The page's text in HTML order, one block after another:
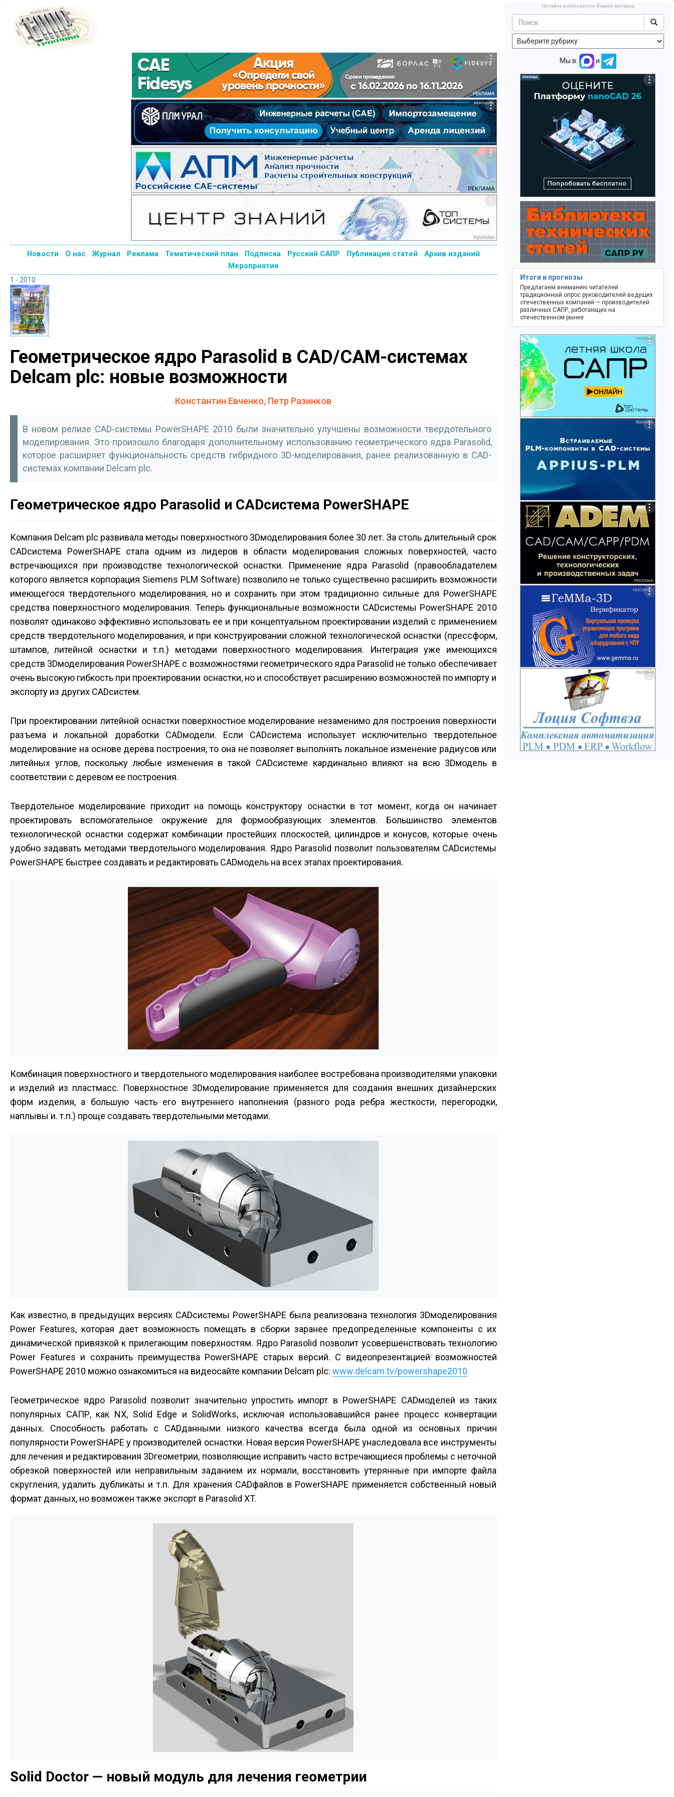
Новости О нас Журнал Реклама Тематический план Подписка Русский САПР Публикация статей
Архив изданий
Мероприятия
1 - 2010
Геометрическое ядро Parasolid в CAD/CAM-системах
Delcam plc: новые возможности
Константин Евченко, Петр Разинков
В новом релизе CAD-системы PowerSHAPE 2010 были значительно улучшены возможности твердотельного
моделирования. Это произошло благодаря дополнительному использованию геометрического ядра Parasolid,
которое расширяет функциональность средств гибридного 3D-моделирования, ранее реализованную в CAD-
системах компании Delcam plc.
Геометрическое ядро Parasolid и CAD­система PowerSHAPE
Компания Delcam plc развивала методы поверхностного 3D­моделирования более 30 лет. За столь длительный срок
CAD­система PowerSHAPE стала одним из лидеров в области моделирования сложных поверхностей, часто
встречающихся при производстве технологической оснастки. Применение ядра Parasolid (правообладателем
которого является корпорация Siemens PLM Software) позволило не только существенно расширить возможности
имеющегося твердотельного моделирования, но и сохранить при этом традиционно сильные для PowerSHAPE
средства поверхностного моделирования. Теперь функциональные возможности CAD­системы PowerSHAPE 2010
позволят одинаково эффективно использовать ее и при концептуальном проектировании изделий с применением
средств твердотельного моделирования, и при конструировании сложной технологической оснастки (пресс­форм,
штампов, литейной оснастки и т.п.) методами поверхностного моделирования. Интеграция уже имеющихся
средств 3D­моделирования PowerSHAPE с возможностями геометрического ядра Parasolid не только обеспечивает
очень высокую гибкость при проектировании оснастки, но и способствует расширению возможностей по импорту и
экспорту из других CAD­систем.
При проектировании литейной оснастки поверхностное моделирование незаменимо для построения поверхности
разъема и локальной доработки CAD­модели. Если CAD­система использует исключительно твердотельное
моделирование на основе дерева построения, то она не позволяет выполнять локальное изменение радиусов или
литейных углов, поскольку любые изменения в такой CAD­системе кардинально влияют на всю 3D­модель в
соответствии с деревом ее построения.
Твердотельное моделирование приходит на помощь конструктору оснастки в тот момент, когда он начинает
проектировать вспомогательное окружение для формо­образующих элементов. Большинство элементов
технологической оснастки содержат комбинации простейших плоскостей, цилинд­ров и конусов, которые очень
удобно задавать методами твердотельного моделирования. Ядро Parasolid позволит пользователям CAD­системы
PowerSHAPE быс­трее создавать и редактировать CAD­модель на всех этапах проектирования.
Комбинация поверхностного и твердотельного моделирования наиболее востребована производителями упаковки
и изделий из пластмасс. Поверхностное 3D­моделирование применяется для создания внешних дизайнерских
форм изделия, а большую часть его внутреннего наполнения (разного рода ребра жесткости, перегородки,
наплывы и. т.п.) проще создавать твердотельными методами.
Как известно, в предыдущих версиях CAD­системы PowerSHAPE была реализована технология 3D­моделирования
Power Features, которая дает возможность помещать в сборки заранее предопределенные компоненты с их
динамической привязкой к прилегающим поверхностям. Ядро Parasolid позволит усовершенствовать технологию
Power Features и сохранить преимущества PowerSHAPE старых версий. С видеопрезентацией возможностей
PowerSHAPE 2010 можно ознакомиться на видеосайте компании Delcam plc: www.delcam.tv/powershape2010
Геометрическое ядро Parasolid позволит значительно упрос­тить импорт в PowerSHAPE CAD­моделей из таких
популярных САПР, как NX, Solid Edge и SolidWorks, исключая использовавшийся ранее процесс конвертации
данных. Способность работать с CAD­данными низкого качества всегда была одной из основных причин
популярности PowerSHAPE у производителей оснастки. Новая версия PowerSHAPE унаследовала все инструменты
для лечения и редактирования 3D­геометрии, позволяющие исправить часто встречающиеся проблемы с неточной
обрезкой поверхностей или неправильным заданием их нормали, восстановить утерянные при импорте файла
скругления, удалить дубликаты и т.п. Для хранения CAD­файлов в PowerSHAPE применяется собственный новый
формат данных, но возможен также экспорт в Parasolid XT.
Solid Doctor — новый модуль для лечения геометрии
На сайте используется Яндекс метрика
Мы в: и
Итоги и прогнозы
Предлагаем вниманию читателей
традиционный опрос руководителей ведущих
отечественных компаний — производителей
различных САПР, работающих на
отечественном рынке